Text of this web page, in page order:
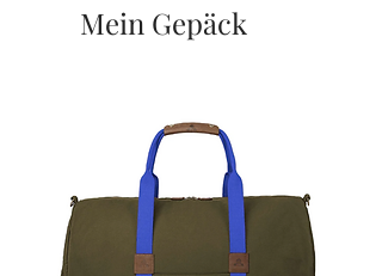
Mein Gepäck